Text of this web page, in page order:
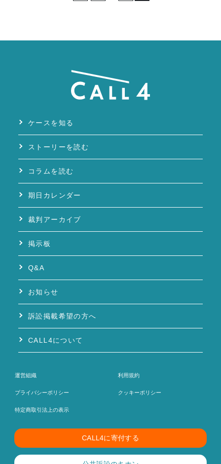
ケースを知る
ストーリーを読む
コラムを読む
期日カレンダー
裁判アーカイブ
掲示板
Q&A
お知らせ
訴訟掲載希望の方へ
CALL4について
運営組織 利用規約
プライバシーポリシー クッキーポリシー
特定商取引法上の表示
CALL4に寄付する